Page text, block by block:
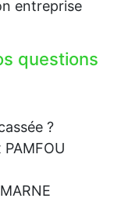
entreprise
questions
?